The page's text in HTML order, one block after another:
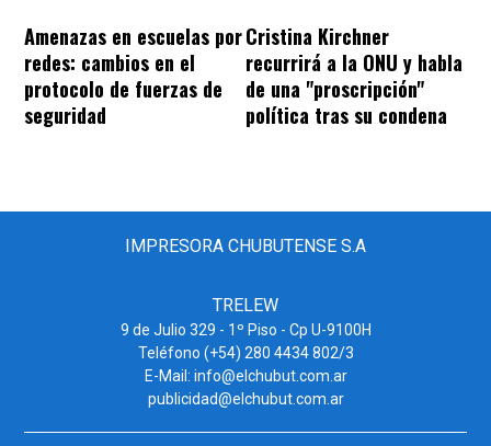
Amenazas en escuelas por
redes: cambios en el
protocolo de fuerzas de
seguridad
Cristina Kirchner
recurrirá a la ONU y habla
de una "proscripción"
política tras su condena
IMPRESORA CHUBUTENSE S.A
TRELEW
9 de Julio 329 - 1º Piso - Cp U-9100H
Teléfono (+54) 280 4434 802/3
E-Mail: info@elchubut.com.ar
publicidad@elchubut.com.ar